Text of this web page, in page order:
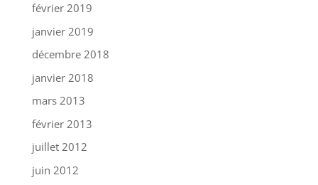
février 2019
janvier 2019
décembre 2018
janvier 2018
mars 2013
février 2013
juillet 2012
juin 2012